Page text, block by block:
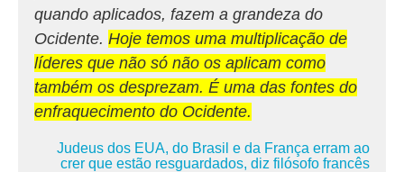
quando aplicados, fazem a grandeza do
Ocidente. Hoje temos uma multiplicação de
líderes que não só não os aplicam como
também os desprezam. É uma das fontes do
enfraquecimento do Ocidente.
Judeus dos EUA, do Brasil e da França erram ao
crer que estão resguardados, diz filósofo francês